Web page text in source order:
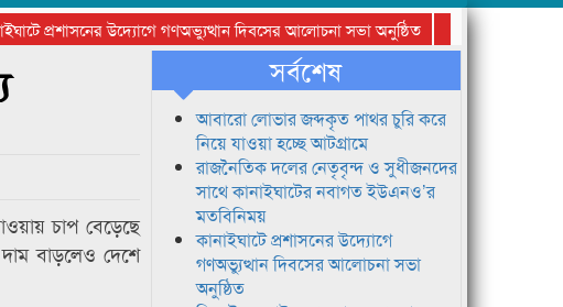
প্রশাসনের উদ্যোগে গণঅভ্যুত্থান দিবসের আলোচনা সভা অনুষ্ঠিত
সিলেট অনলাইন
চাপ বেড়েছে
বাড়লেও দেশে
সর্বশেষ
আবারো লোভার জব্দকৃত পাথর চুরি করে
নিয়ে যাওয়া হচ্ছে আটগ্রামে
রাজনৈতিক দলের নেতৃবৃন্দ ও সুধীজনদের
সাথে কানাইঘাটের নবাগত ইউএনও’র
মতবিনিময়
কানাইঘাটে প্রশাসনের উদ্যোগে
গণঅভ্যুত্থান দিবসের আলোচনা সভা
অনুষ্ঠিত